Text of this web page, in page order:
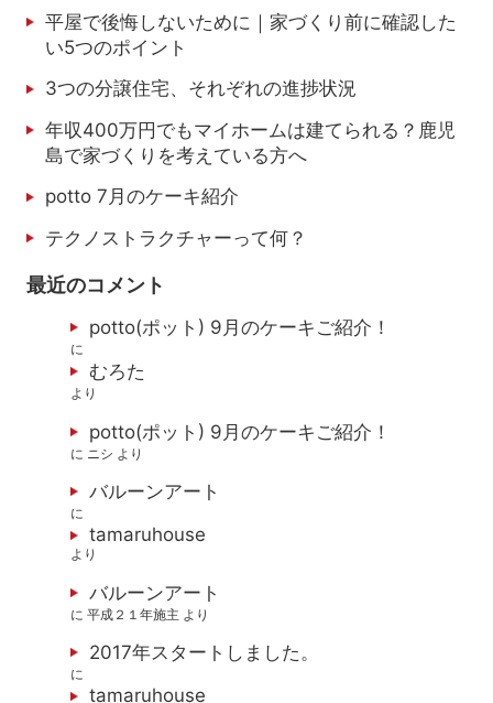
平屋で後悔しないために｜家づくり前に確認した
い5つのポイント
3つの分譲住宅、それぞれの進捗状況
年収400万円でもマイホームは建てられる？鹿児
島で家づくりを考えている方へ
potto 7月のケーキ紹介
テクノストラクチャーって何？
最近のコメント
potto(ポット) 9月のケーキご紹介！
に
むろた
より
potto(ポット) 9月のケーキご紹介！
に ニシ より
バルーンアート
に
tamaruhouse
より
バルーンアート
に平成２１年施主 より
2017年スタートしました。
に
tamaruhouse